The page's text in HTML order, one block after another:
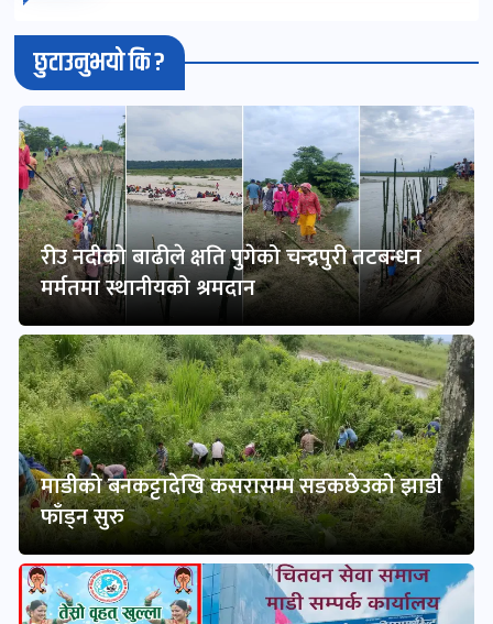
छुटाउनुभयो कि ?
रीउ नदीको बाढीले क्षति पुगेको चन्द्रपुरी तटबन्धन
मर्मतमा स्थानीयको श्रमदान
माडीको बनकट्टादेखि कसरासम्म सडकछेउको झाडी
फाँड्न सुरु